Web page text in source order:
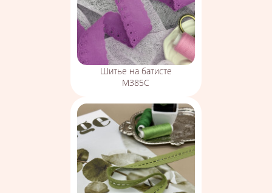
Шитье на батисте
М385С